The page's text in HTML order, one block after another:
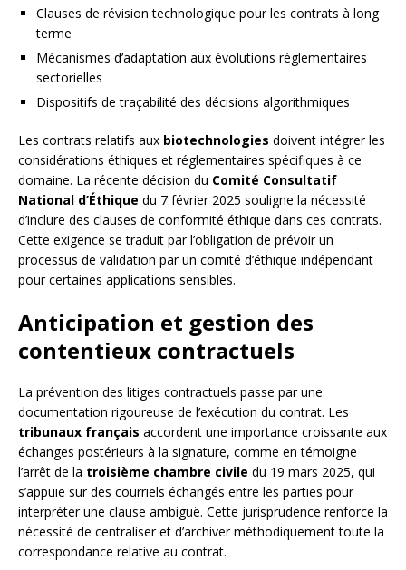
Clauses de révision technologique pour les contrats à long
terme
Mécanismes d’adaptation aux évolutions réglementaires
sectorielles
Dispositifs de traçabilité des décisions algorithmiques
Les contrats relatifs aux biotechnologies doivent intégrer les
considérations éthiques et réglementaires spécifiques à ce
domaine. La récente décision du Comité Consultatif
National d’Éthique du 7 février 2025 souligne la nécessité
d’inclure des clauses de conformité éthique dans ces contrats.
Cette exigence se traduit par l’obligation de prévoir un
processus de validation par un comité d’éthique indépendant
pour certaines applications sensibles.
Anticipation et gestion des
contentieux contractuels
La prévention des litiges contractuels passe par une
documentation rigoureuse de l’exécution du contrat. Les
tribunaux français accordent une importance croissante aux
échanges postérieurs à la signature, comme en témoigne
l’arrêt de la troisième chambre civile du 19 mars 2025, qui
s’appuie sur des courriels échangés entre les parties pour
interpréter une clause ambiguë. Cette jurisprudence renforce la
nécessité de centraliser et d’archiver méthodiquement toute la
correspondance relative au contrat.